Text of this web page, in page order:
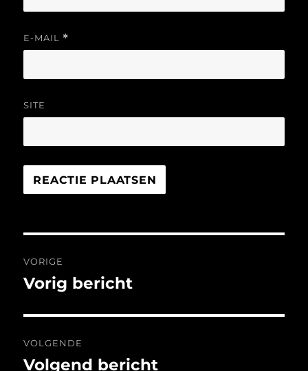
E-MAIL *
SITE
navigatie
VORIGE
Vorig
Vorig bericht
VOLGENDE
Volgend
Volgend bericht